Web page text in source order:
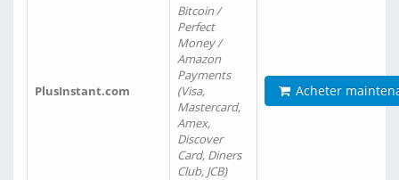
PlusInstant.com
Bitcoin /
Perfect
Money /
Amazon
Payments
(Visa,
Mastercard,
Amex,
Discover
Card, Diners
Club, JCB)
Acheter